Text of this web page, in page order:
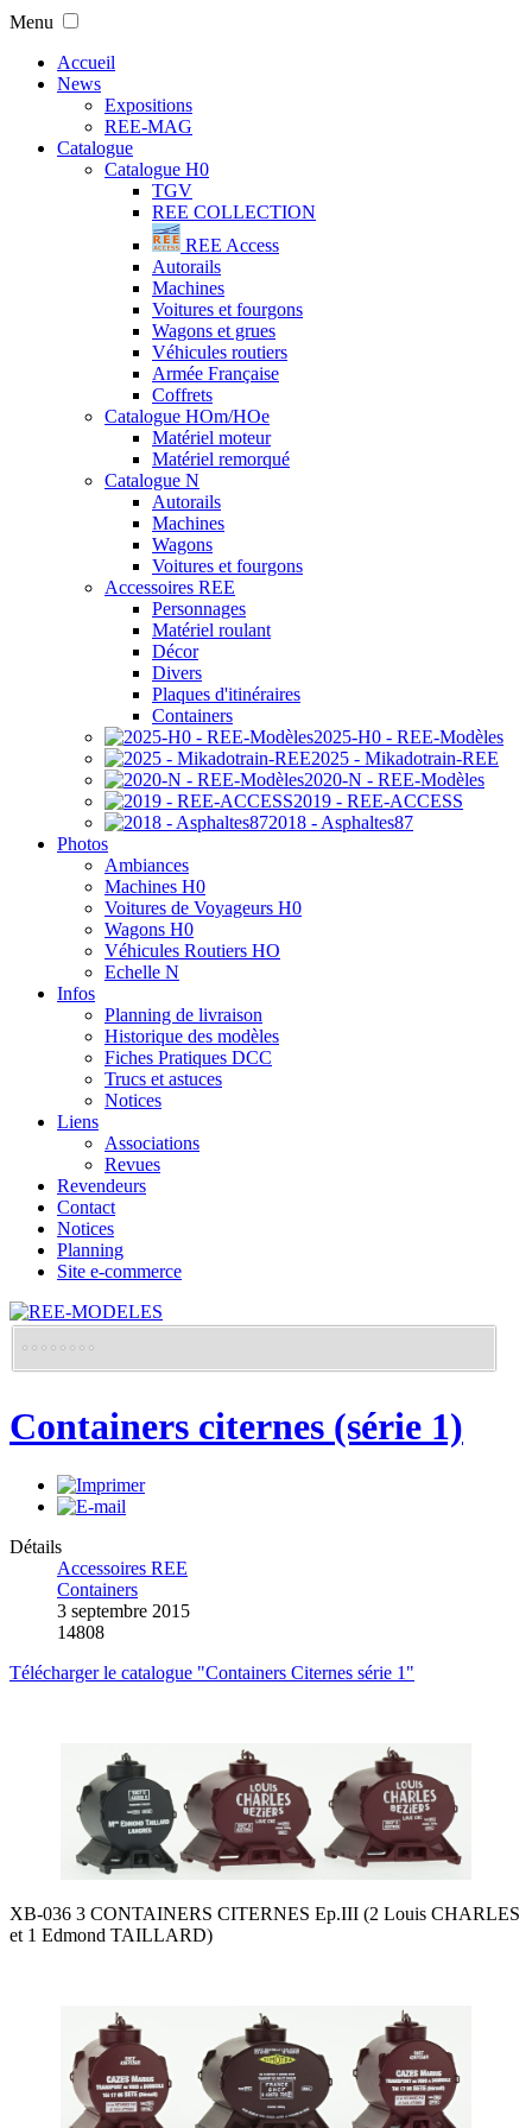
Menu
Accueil
News
Expositions
REE-MAG
Catalogue
Catalogue H0
TGV
REE COLLECTION
REE Access
Autorails
Machines
Voitures et fourgons
Wagons et grues
Véhicules routiers
Armée Française
Coffrets
Catalogue HOm/HOe
Matériel moteur
Matériel remorqué
Catalogue N
Autorails
Machines
Wagons
Voitures et fourgons
Accessoires REE
Personnages
Matériel roulant
Décor
Divers
Plaques d'itinéraires
Containers
2025-H0 - REE-Modèles
2025 - Mikadotrain-REE
2020-N - REE-Modèles
2019 - REE-ACCESS
2018 - Asphaltes87
Photos
Ambiances
Machines H0
Voitures de Voyageurs H0
Wagons H0
Véhicules Routiers HO
Echelle N
Infos
Planning de livraison
Historique des modèles
Fiches Pratiques DCC
Trucs et astuces
Notices
Liens
Associations
Revues
Revendeurs
Contact
Notices
Planning
Site e-commerce
Containers citernes (série 1)
Détails
Accessoires REE
Containers
3 septembre 2015
14808
Télécharger le catalogue "Containers Citernes série 1"
XB-036 3 CONTAINERS CITERNES Ep.III (2 Louis CHARLES
et 1 Edmond TAILLARD)